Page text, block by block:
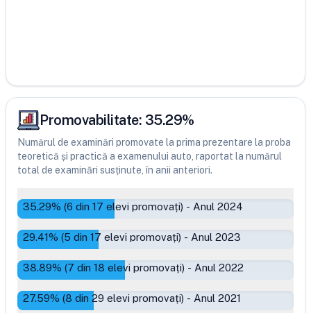
Promovabilitate: 35.29%
Numărul de examinări promovate la prima prezentare la proba
teoretică și practică a examenului auto, raportat la numărul
total de examinări susținute, în anii anteriori.
35.29% (6 din 17 elevi promovați) - Anul 2024
29.41% (5 din 17 elevi promovați) - Anul 2023
38.89% (7 din 18 elevi promovați) - Anul 2022
27.59% (8 din 29 elevi promovați) - Anul 2021